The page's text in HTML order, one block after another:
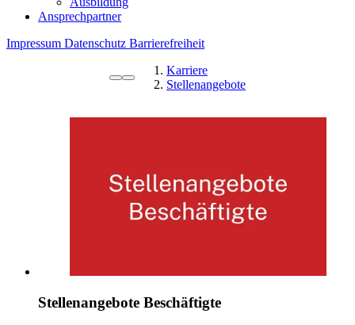
Ansprechpartner
Impressum Datenschutz Barrierefreiheit
Karriere
Stellenangebote
Stellenangebote Beschäftigte